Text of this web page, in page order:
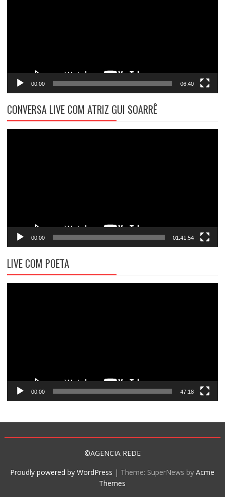
00:00 06:40
CONVERSA LIVE COM ATRIZ GUI SOARRÊ
00:00 01:41:54
LIVE COM POETA
00:00 47:18
©AGENCIA REDE
Proudly powered by WordPress | Theme: SuperNews byAcme
Themes